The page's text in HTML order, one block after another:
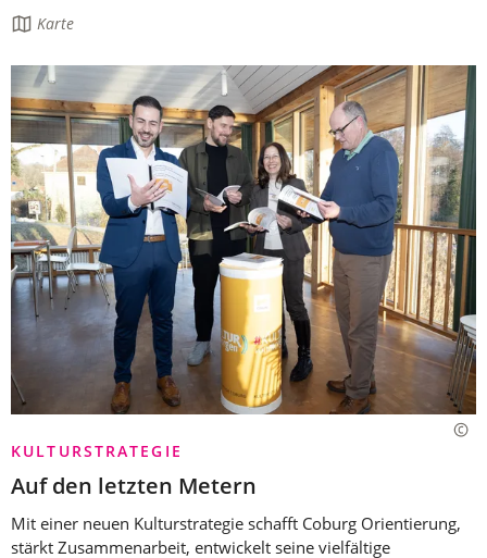
Die
enthält:
Karte
KULTURSTRATEGIE
Auf den letzten Metern
Mit einer neuen Kulturstrategie schafft Coburg Orientierung,
stärkt Zusammenarbeit, entwickelt seine vielfältige